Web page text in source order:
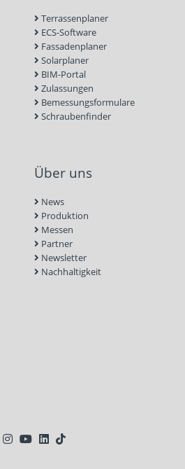
Terrassenplaner
ECS-Software
Fassadenplaner
Solarplaner
BIM-Portal
Zulassungen
Bemessungsformulare
Schraubenfinder
Über uns
News
Produktion
Messen
Partner
Newsletter
Nachhaltigkeit